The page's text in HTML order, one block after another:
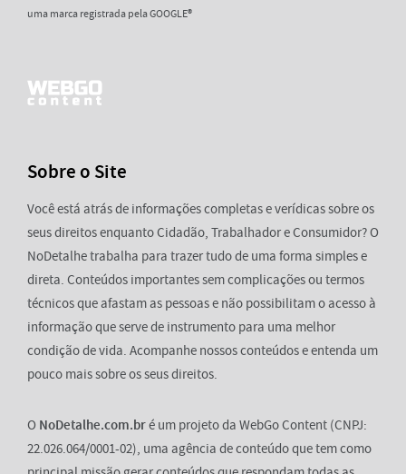
uma marca registrada pela GOOGLE®
Sobre o Site
Você está atrás de informações completas e verídicas sobre os
seus direitos enquanto Cidadão, Trabalhador e Consumidor? O
NoDetalhe trabalha para trazer tudo de uma forma simples e
direta. Conteúdos importantes sem complicações ou termos
técnicos que afastam as pessoas e não possibilitam o acesso à
informação que serve de instrumento para uma melhor
condição de vida. Acompanhe nossos conteúdos e entenda um
pouco mais sobre os seus direitos.
O NoDetalhe.com.bré um projeto da WebGo Content (CNPJ:
22.026.064/0001-02), uma agência de conteúdo que tem como